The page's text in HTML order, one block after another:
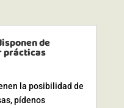
de
prácticas
la posibilidad de
pídenos